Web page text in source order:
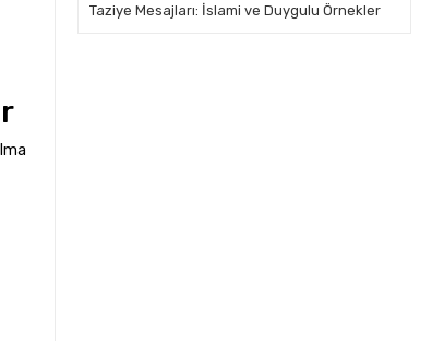
Taziye Mesajları: İslami ve Duygulu Örnekler